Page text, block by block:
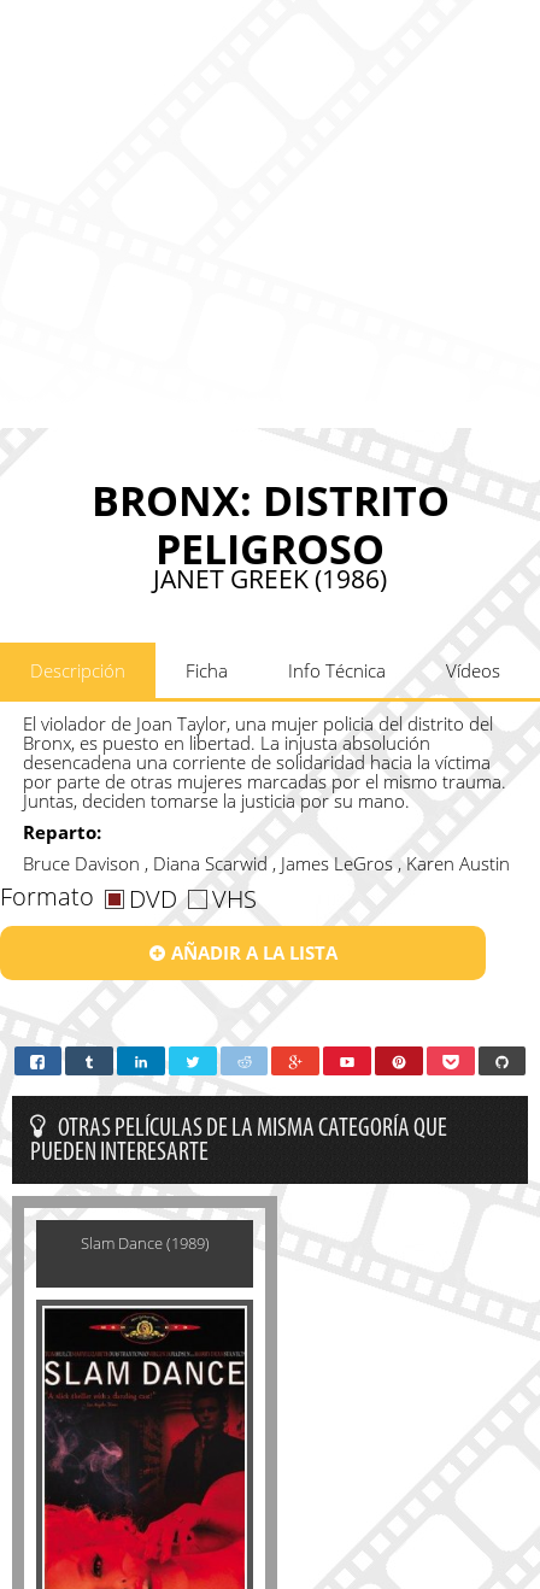
BRONX: DISTRITO
PELIGROSO
JANET GREEK (1986)
Descripción Ficha Info Técnica Vídeos
El violador de Joan Taylor, una mujer policia del distrito del
Bronx, es puesto en libertad. La injusta absolución
desencadena una corriente de solidaridad hacia la víctima
por parte de otras mujeres marcadas por el mismo trauma.
Juntas, deciden tomarse la justicia por su mano.
Reparto:
Bruce Davison , Diana Scarwid , James LeGros , Karen Austin
Formato DVD VHS
AÑADIR A LA LISTA
OTRAS PELÍCULAS DE LA MISMA CATEGORÍA QUE
PUEDEN INTERESARTE
Slam Dance (1989)